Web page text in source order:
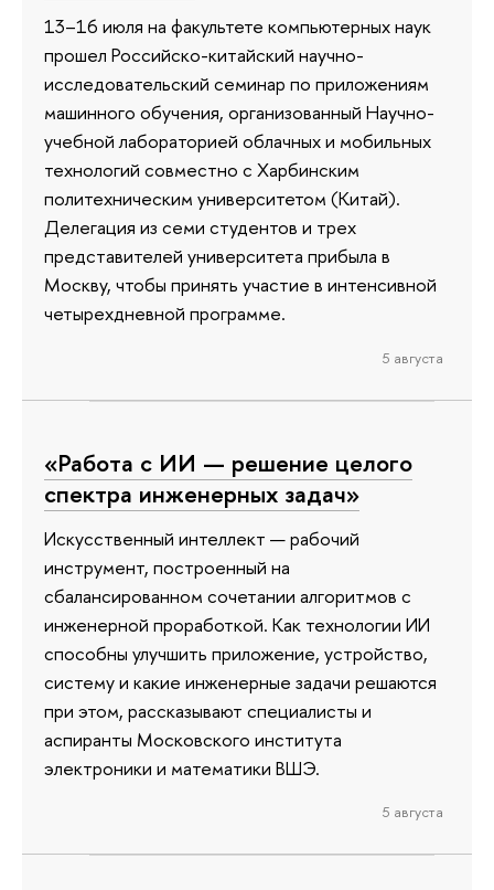
13–16 июля на факультете компьютерных наук
прошел Российско-китайский научно-
исследовательский семинар по приложениям
машинного обучения, организованный Научно-
учебной лабораторией облачных и мобильных
технологий совместно с Харбинским
политехническим университетом (Китай).
Делегация из семи студентов и трех
представителей университета прибыла в
Москву, чтобы принять участие в интенсивной
четырехдневной программе.
5 августа
«Работа с ИИ — решение целого
спектра инженерных задач»
Искусственный интеллект — рабочий
инструмент, построенный на
сбалансированном сочетании алгоритмов с
инженерной проработкой. Как технологии ИИ
способны улучшить приложение, устройство,
систему и какие инженерные задачи решаются
при этом, рассказывают специалисты и
аспиранты Московского института
электроники и математики ВШЭ.
5 августа